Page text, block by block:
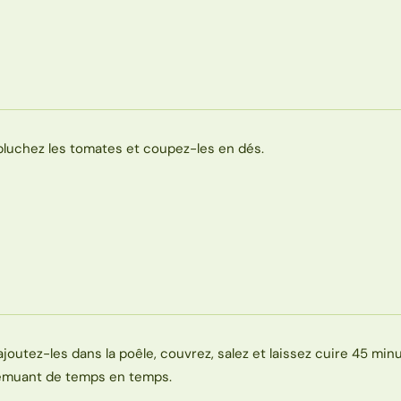
les tomates et coupez-les en dés.
les dans la poêle, couvrez, salez et laissez cuire 45
de temps en temps.